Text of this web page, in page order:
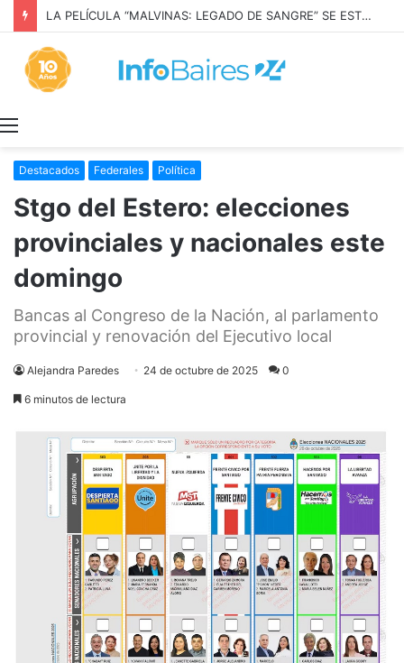
TODO JUNTO Y A LAS APURADAS: la trampa de discutir la propiedad privada como si fuera una sola cosa
Destacados Federales Política
Stgo del Estero: elecciones
provinciales y nacionales este
domingo
Bancas al Congreso de la Nación, al parlamento
provincial y renovación del Ejecutivo local
Alejandra Paredes 24 de octubre de 2025 0
6 minutos de lectura